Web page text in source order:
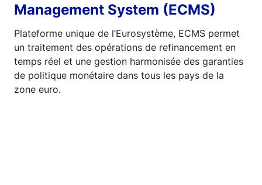
Management System (ECMS)
Plateforme unique de l’Eurosystème, ECMS permet
un traitement des opérations de refinancement en
temps réel et une gestion harmonisée des garanties
de politique monétaire dans tous les pays de la
zone euro.